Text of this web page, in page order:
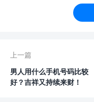
上一篇
男人用什么手机号码比较
好？吉祥又持续来财！